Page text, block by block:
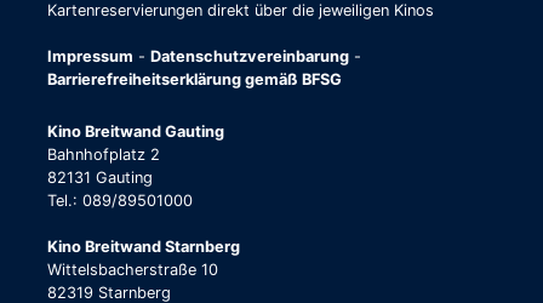
Kartenreservierungen direkt über die jeweiligen Kinos
Impressum - Datenschutzvereinbarung -
Barrierefreiheitserklärung gemäß BFSG
Kino Breitwand Gauting
Bahnhofplatz 2
82131 Gauting
Tel.: 089/89501000
Kino Breitwand Starnberg
Wittelsbacherstraße 10
82319 Starnberg